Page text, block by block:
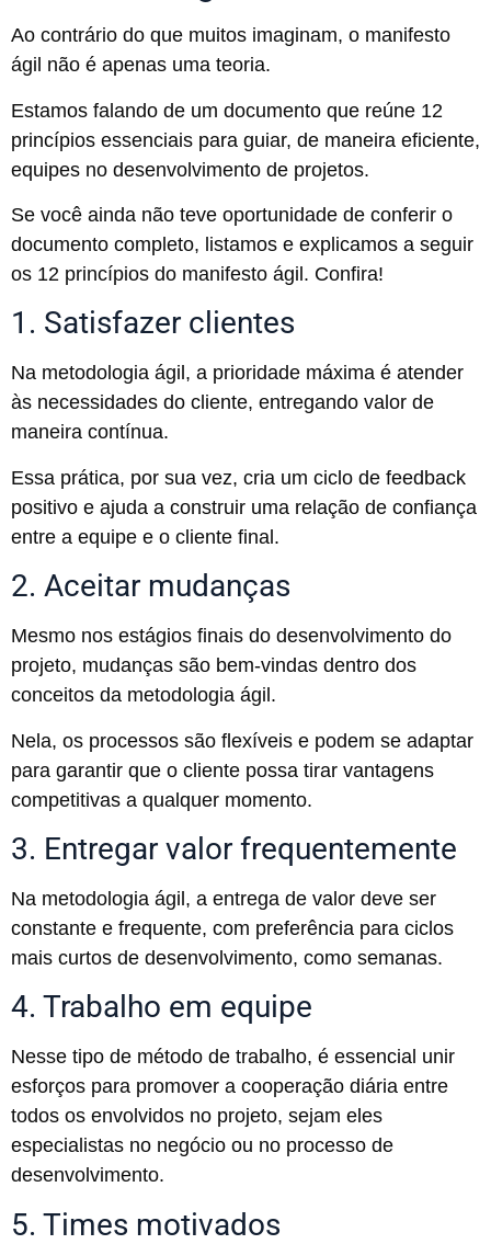
Ao contrário do que muitos imaginam, o manifesto
ágil não é apenas uma teoria.
Estamos falando de um documento que reúne 12
princípios essenciais para guiar, de maneira eficiente,
equipes no desenvolvimento de projetos.
Se você ainda não teve oportunidade de conferir o
documento completo, listamos e explicamos a seguir
os 12 princípios do manifesto ágil. Confira!
1. Satisfazer clientes
Na metodologia ágil, a prioridade máxima é atender
às necessidades do cliente, entregando valor de
maneira contínua.
Essa prática, por sua vez, cria um ciclo de feedback
positivo e ajuda a construir uma relação de confiança
entre a equipe e o cliente final.
2. Aceitar mudanças
Mesmo nos estágios finais do desenvolvimento do
projeto, mudanças são bem-vindas dentro dos
conceitos da metodologia ágil.
Nela, os processos são flexíveis e podem se adaptar
para garantir que o cliente possa tirar vantagens
competitivas a qualquer momento.
3. Entregar valor frequentemente
Na metodologia ágil, a entrega de valor deve ser
constante e frequente, com preferência para ciclos
mais curtos de desenvolvimento, como semanas.
4. Trabalho em equipe
Nesse tipo de método de trabalho, é essencial unir
esforços para promover a cooperação diária entre
todos os envolvidos no projeto, sejam eles
especialistas no negócio ou no processo de
desenvolvimento.
5. Times motivados